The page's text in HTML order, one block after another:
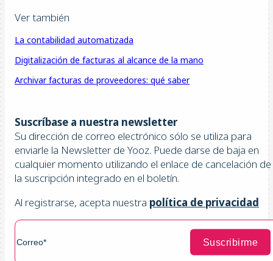
Ver también
La contabilidad automatizada
Digitalización de facturas al alcance de la mano
Archivar facturas de proveedores: qué saber
Suscríbase a nuestra newsletter
Su dirección de correo electrónico sólo se utiliza para
enviarle la Newsletter de Yooz. Puede darse de baja en
cualquier momento utilizando el enlace de cancelación de
la suscripción integrado en el boletín.
Al registrarse, acepta nuestra política de privacidad